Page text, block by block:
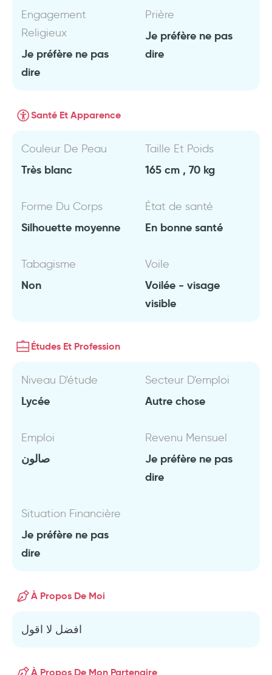
Engagement
Religieux
Je préfère ne pas
dire
Prière
Je préfère ne pas
dire
Santé Et Apparence
Couleur De Peau
Très blanc
Taille Et Poids
165 cm , 70 kg
Forme Du Corps
Silhouette moyenne
État de santé
En bonne santé
Tabagisme
Non
Voile
Voilée - visage
visible
Études Et Profession
Niveau D'étude
Lycée
Secteur D'emploi
Autre chose
Emploi
صالون
Revenu Mensuel
Je préfère ne pas
dire
Situation Financière
Je préfère ne pas
dire
À Propos De Moi
افضل لا اقول
À Propos De Mon Partenaire